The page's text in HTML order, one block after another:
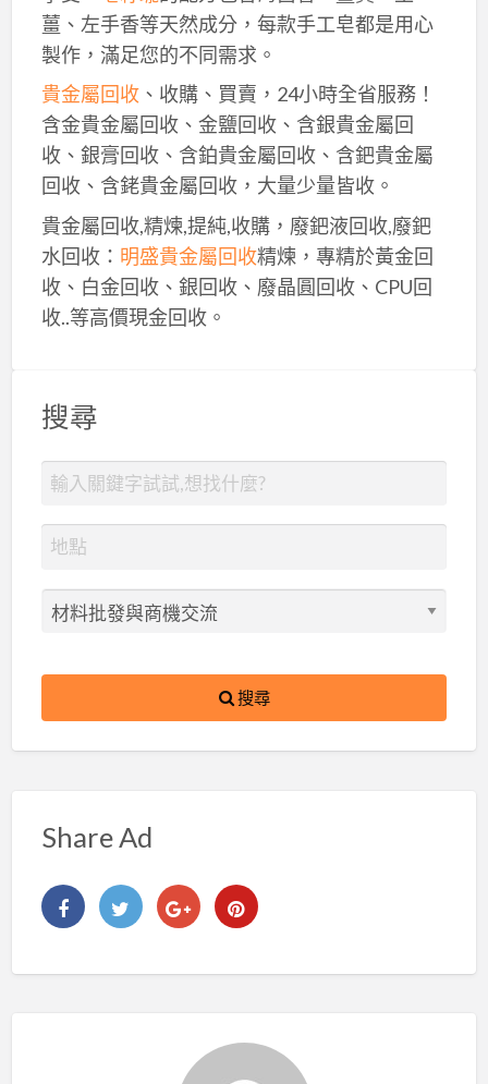
薑、左手香等天然成分，每款手工皂都是用心
製作，滿足您的不同需求。
貴金屬回收、收購、買賣，24小時全省服務！
含金貴金屬回收、金鹽回收、含銀貴金屬回
收、銀膏回收、含鉑貴金屬回收、含鈀貴金屬
回收、含銠貴金屬回收，大量少量皆收。
貴金屬回收,精煉,提純,收購，廢鈀液回收,廢鈀
水回收： 明盛貴金屬回收精煉，專精於黃金回
收、白金回收、銀回收、廢晶圓回收、CPU回
收..等高價現金回收。
搜尋
搜尋
Share Ad